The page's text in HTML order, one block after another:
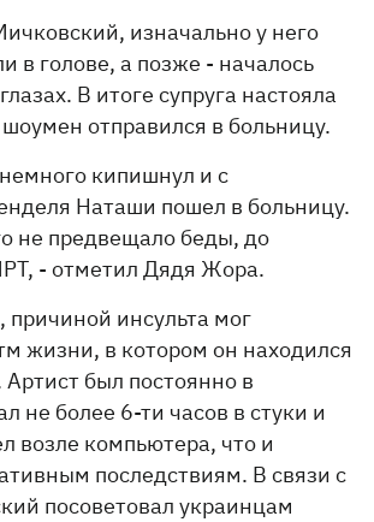
изначально у него
в голове, а позже - началось
В итоге супруга настояла
отправился в больницу.
кипишнул и с
Наташи пошел в больницу.
не предвещало беды, до
- отметил Дядя Жора.
причиной инсульта мог
жизни, в котором он находился
был постоянно в
не более 6-ти часов в стуки и
возле компьютера, что и
последствиям. В связи с
посоветовал украинцам